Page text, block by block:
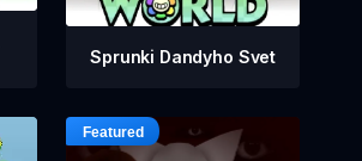
Sprunki Dandyho Svet